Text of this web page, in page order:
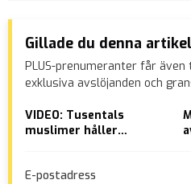
Gillade du denna
PLUS-prenumeranter får
exklusiva avslöjanden och
VIDEO: Tusentals
muslimer håller
E-postadress